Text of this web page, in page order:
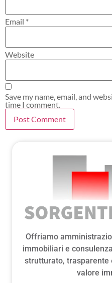
Email *
Website
Save my name, email, and
time I comment.
Offriamo
immobiliari e
strutturato, trasparente
valore